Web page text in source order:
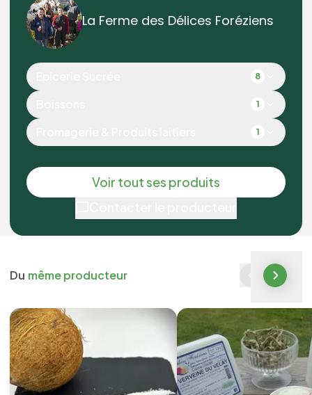
La Ferme des Délices Foréziens
8
1
1
Voir tout ses produits
Du même producteur